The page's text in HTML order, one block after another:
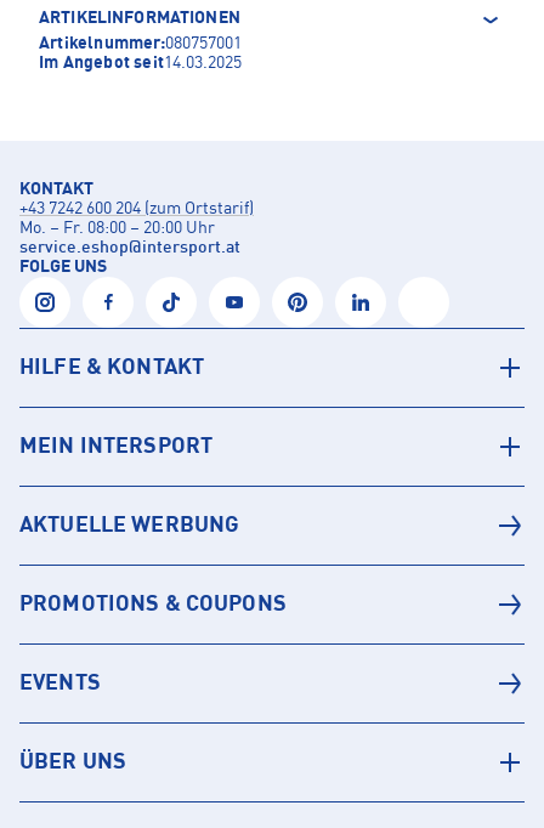
ARTIKELINFORMATIONEN
Artikelnummer:080757001
Im Angebot seit14.03.2025
KONTAKT
+43 7242 600 204 (zum Ortstarif)
Mo. – Fr. 08:00 – 20:00 Uhr
service.eshop@intersport.at
FOLGE UNS
HILFE & KONTAKT
MEIN INTERSPORT
AKTUELLE WERBUNG
PROMOTIONS & COUPONS
EVENTS
ÜBER UNS